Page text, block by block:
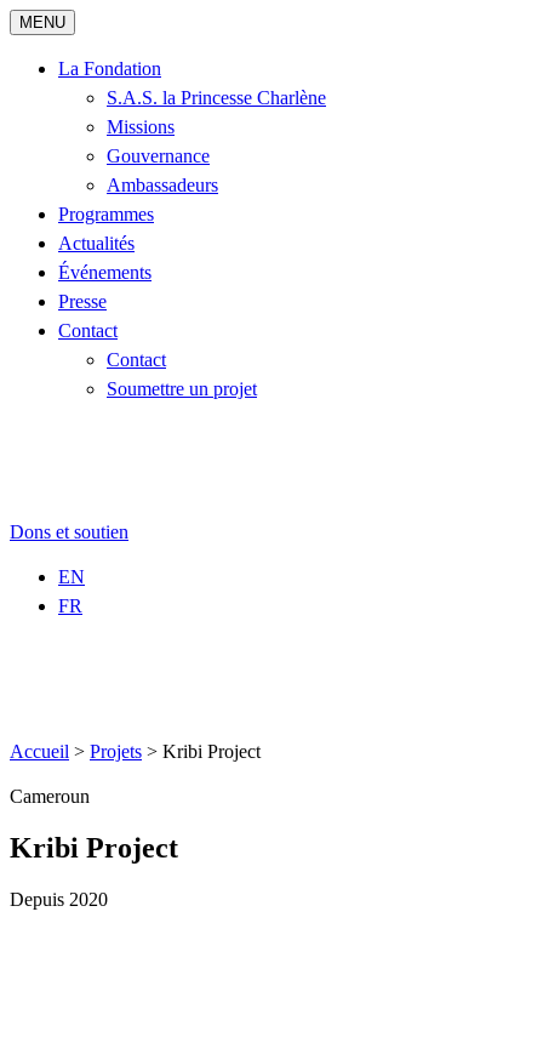
MENU
La Fondation
S.A.S. la Princesse Charlène
Missions
Gouvernance
Ambassadeurs
Programmes
Actualités
Événements
Presse
Contact
Contact
Soumettre un projet
Dons et soutien
EN
FR
Accueil > Projets > Kribi Project
Cameroun
Kribi Project
Depuis 2020